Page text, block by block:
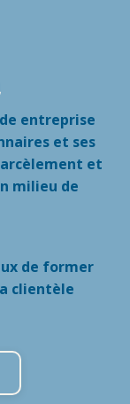
entreprise
et ses
et
milieu de
de former
clientèle